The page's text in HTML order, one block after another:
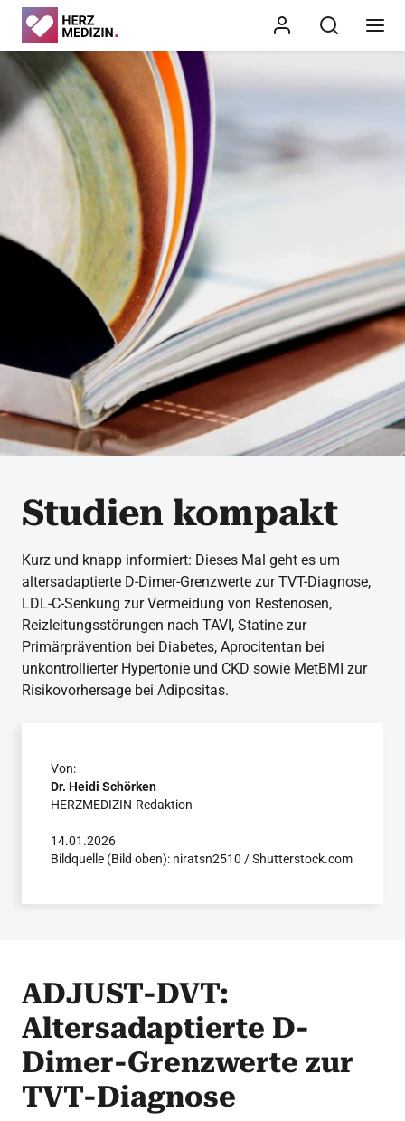
Studien kompakt
Kurz und knapp informiert: Dieses Mal geht es um
altersadaptierte D-Dimer-Grenzwerte zur TVT-Diagnose,
LDL-C-Senkung zur Vermeidung von Restenosen,
Reizleitungsstörungen nach TAVI, Statine zur
Primärprävention bei Diabetes, Aprocitentan bei
unkontrollierter Hypertonie und CKD sowie MetBMI zur
Risikovorhersage bei Adipositas.
Von:
Dr. Heidi Schörken
HERZMEDIZIN-Redaktion
14.01.2026
Bildquelle (Bild oben): niratsn2510 / Shutterstock.com
ADJUST-DVT:
Altersadaptierte D-
Dimer-Grenzwerte zur
TVT-Diagnose